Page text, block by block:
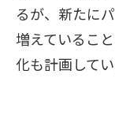
るが、新たに
増えているこ
化も計画してい